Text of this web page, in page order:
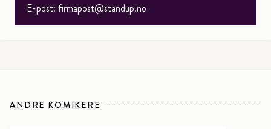
E-post: firmapost@standup.no
ANDRE KOMIKERE